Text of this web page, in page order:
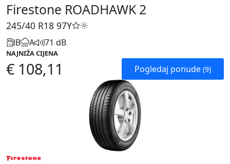
Firestone ROADHAWK 2
245/40 R18 97Y
B A 71 dB
NAJNIŽA CIJENA
€ 108,11 Pogledaj ponude (9)